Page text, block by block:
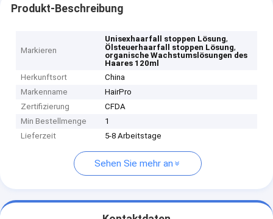
Produkt-Beschreibung
Markieren
Unisexhaarfall stoppen Lösung,
Ölsteuerhaarfall stoppen Lösung,
organische Wachstumslösungen des
Haares 120ml
Herkunftsort
China
Markenname
HairPro
Zertifizierung
CFDA
Min Bestellmenge
1
Lieferzeit
5-8 Arbeitstage
Sehen Sie mehr an